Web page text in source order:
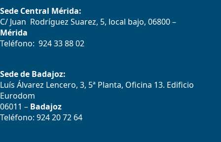
Sede Central Mérida:
C/ Juan Rodríguez Suarez, 5, local bajo, 06800 –
Mérida
Teléfono: 924 33 88 02
Sede de Badajoz:
Luís Álvarez Lencero, 3, 5ª Planta, Oficina 13. Edificio
Eurodom
06011 – Badajoz
Teléfono: 924 20 72 64